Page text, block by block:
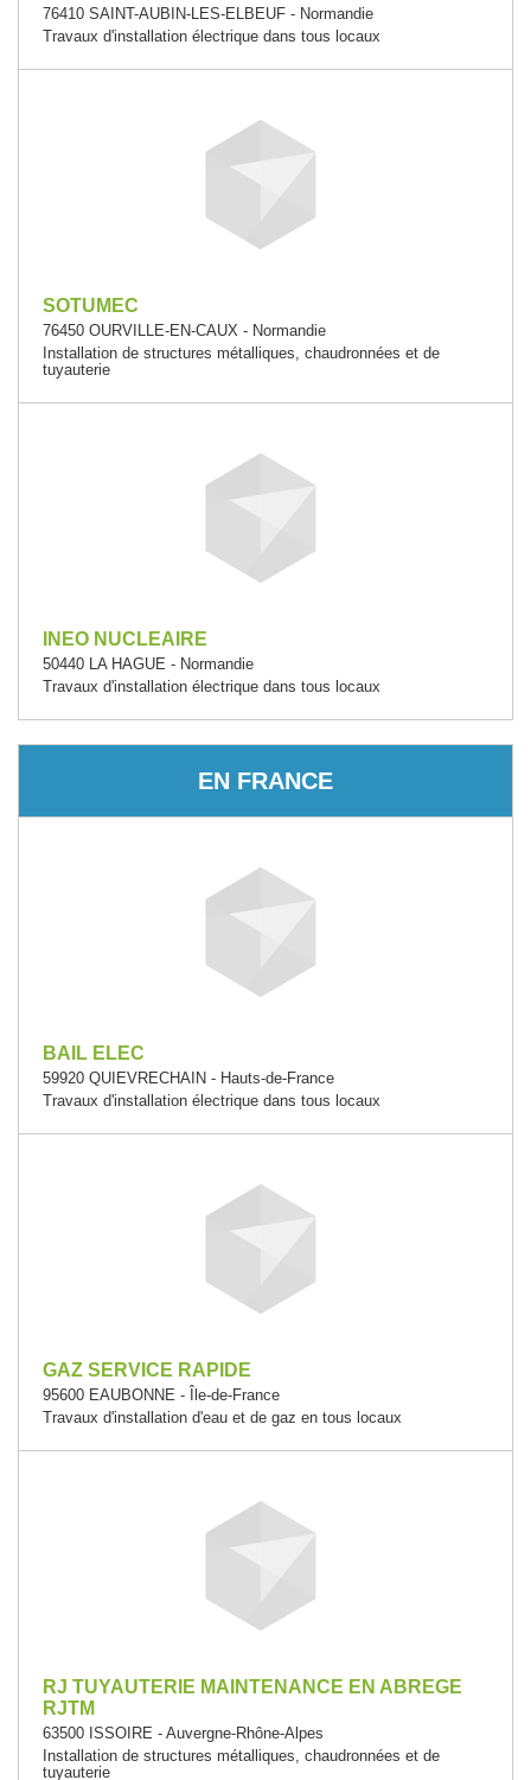
76410 SAINT-AUBIN-LES-ELBEUF - Normandie
Travaux d'installation électrique dans tous locaux
SOTUMEC
76450 OURVILLE-EN-CAUX - Normandie
Installation de structures métalliques, chaudronnées et de
tuyauterie
INEO NUCLEAIRE
50440 LA HAGUE - Normandie
Travaux d'installation électrique dans tous locaux
EN FRANCE
BAIL ELEC
59920 QUIEVRECHAIN - Hauts-de-France
Travaux d'installation électrique dans tous locaux
GAZ SERVICE RAPIDE
95600 EAUBONNE - Île-de-France
Travaux d'installation d'eau et de gaz en tous locaux
RJ TUYAUTERIE MAINTENANCE EN ABREGE
RJTM
63500 ISSOIRE - Auvergne-Rhône-Alpes
Installation de structures métalliques, chaudronnées et de
tuyauterie